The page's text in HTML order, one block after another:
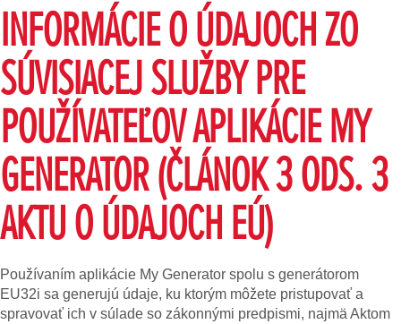
INFORMÁCIE O ÚDAJOCH ZO
SÚVISIACEJ SLUŽBY PRE
POUŽÍVATEĽOV APLIKÁCIE MY
GENERATOR (ČLÁNOK 3 ODS. 3
AKTU O ÚDAJOCH EÚ)
Používaním aplikácie My Generator spolu s generátorom
EU32i sa generujú údaje, ku ktorým môžete pristupovať a
spravovať ich v súlade so zákonnými predpismi, najmä Aktom